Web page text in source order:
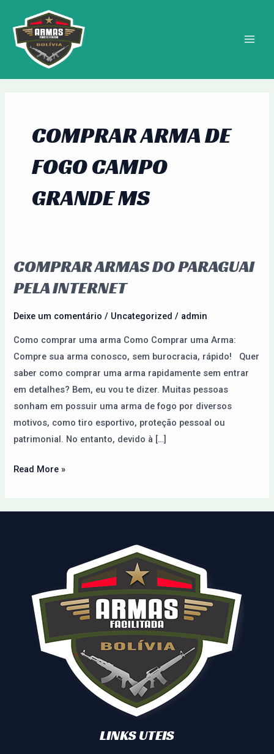
para
conteúdo
COMPRAR ARMA DE
FOGO CAMPO
GRANDE MS
COMPRAR ARMAS DO PARAGUAI
PELA INTERNET
Deixe um comentário / Uncategorized / admin
Como comprar uma arma Como Comprar uma Arma:
Compre sua arma conosco, sem burocracia, rápido! Quer
saber como comprar uma arma rapidamente sem entrar
em detalhes? Bem, eu vou te dizer. Muitas pessoas
sonham em possuir uma arma de fogo por diversos
motivos, como tiro esportivo, proteção pessoal ou
patrimonial. No entanto, devido à […]
Comprar
do
Paraguai
Internet
Read More »
LINKS UTEIS